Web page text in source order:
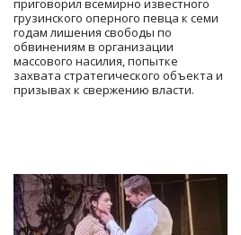
грузинского оперного певца к семи
годам лишения свободы по
обвинениям в организации
массового насилия, попытке
захвата стратегического объекта и
призывах к свержению власти.